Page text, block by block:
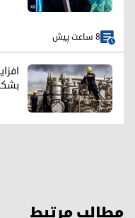
8 ساعت پیش